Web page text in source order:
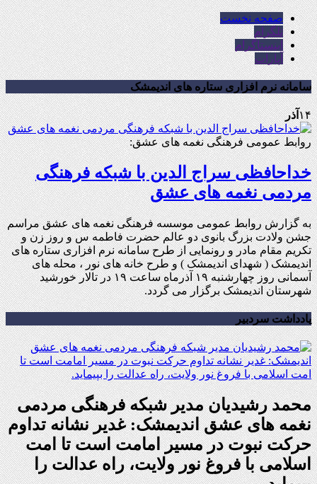
صفحه نخست
تلگرام
اینستاگرام
آپارات
سامانه نرم افزاری ستاره های اندیمشک
۱۴آذر
روابط عمومی فرهنگی نغمه های عشق:
خداحافظی سراج الدین با شبکه فرهنگی
مردمی نغمه های عشق
به گزارش روابط عمومی موسسه فرهنگی نغمه های عشق مراسم
جشن ولادت بزرگ بانوی دو عالم حضرت فاطمه س و روز زن و
تکریم مقام مادر و رونمایی از طرح سامانه نرم افزاری ستاره های
اندیمشک ( شهدای اندیمشک ) و طرح خانه های نور ، محله های
آسمانی روز چهارشنبه ۱۹ آذرماه ساعت ۱۹ در تالار خورشید
شهرستان اندیمشک برگزار می گردد.
یادداشت سردبیر
محمد رشیدیان مدیر شبکه فرهنگی مردمی
نغمه های عشق اندیمشک: غدیر نشانه تداوم
حرکت نبوت در مسیر امامت است تا امت
اسلامی با فروغ نور ولایت، راه عدالت را